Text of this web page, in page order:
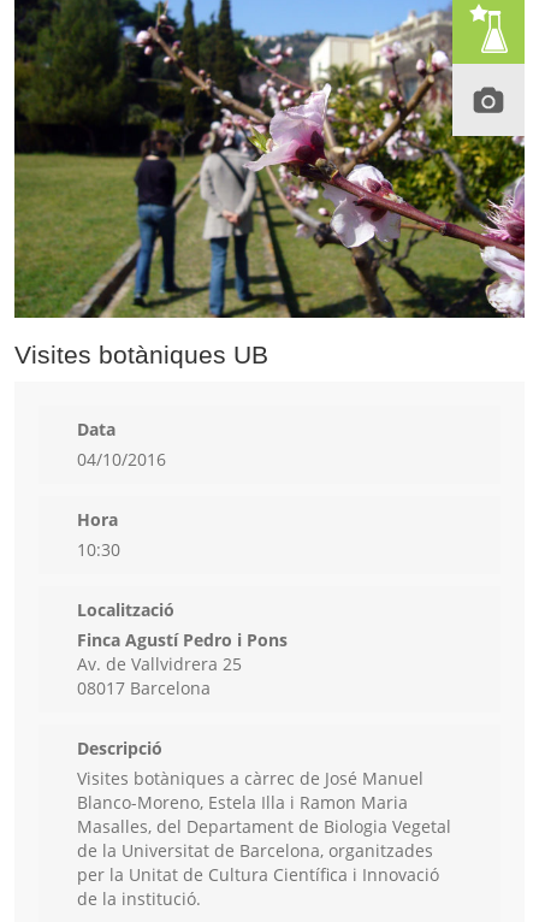
Visites botàniques UB
Data
04/10/2016
Hora
10:30
Localització
Finca Agustí Pedro i Pons
Av. de Vallvidrera 25
08017 Barcelona
Descripció
Visites botàniques a càrrec de José Manuel
Blanco-Moreno, Estela Illa i Ramon Maria
Masalles, del Departament de Biologia Vegetal
de la Universitat de Barcelona, organitzades
per la Unitat de Cultura Científica i Innovació
de la institució.